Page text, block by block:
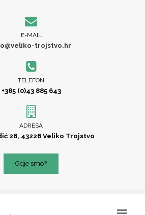
E-MAIL
trojstvo.hr
TELEFON
+385 (0)43 885 643
ADRESA
28, 43226 Veliko Trojstvo
Gdje smo?